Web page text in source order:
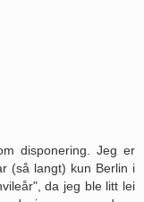
disponering. Jeg er
(så langt) kun Berlin i
da jeg ble litt lei